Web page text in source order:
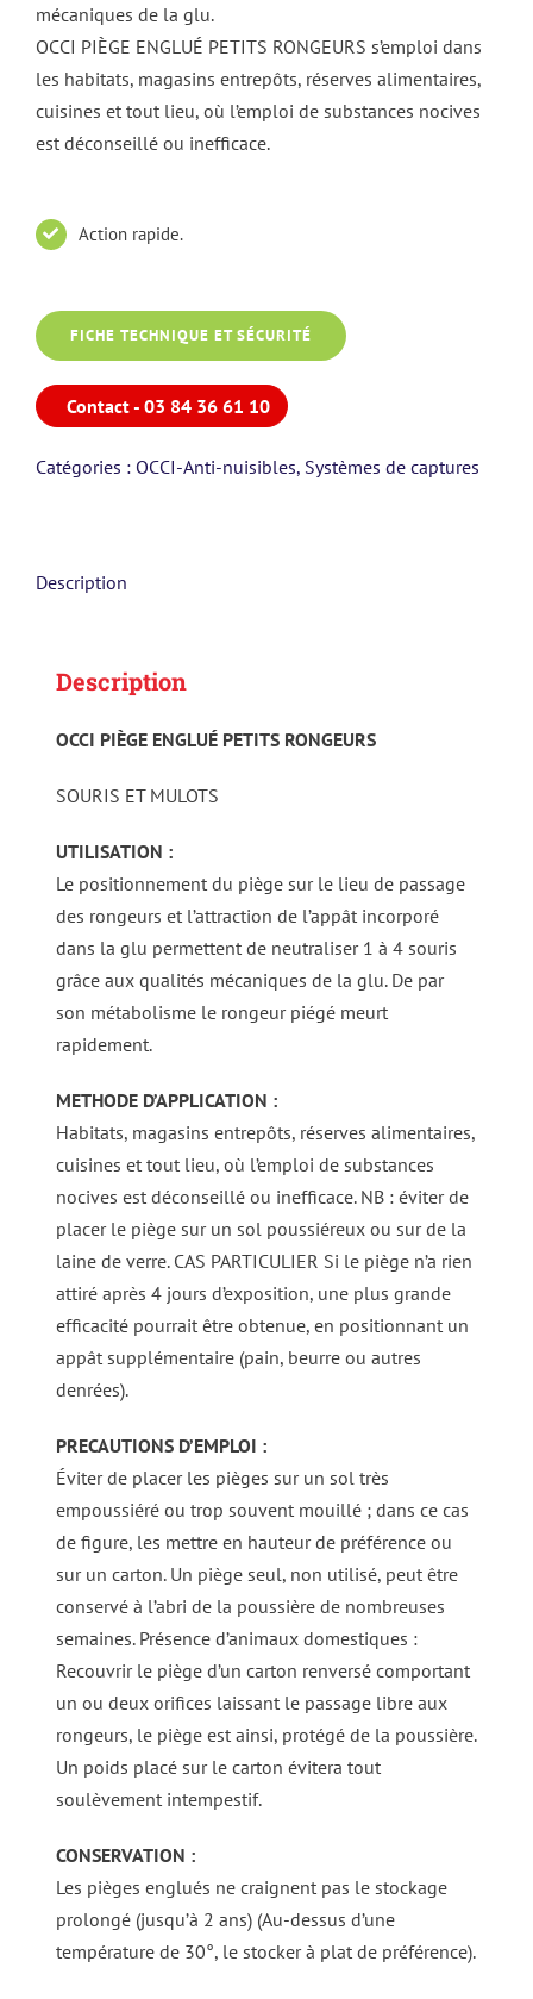
mécaniques de la glu.
OCCI PIÈGE ENGLUÉ PETITS RONGEURS s’emploi dans
les habitats, magasins entrepôts, réserves alimentaires,
cuisines et tout lieu, où l’emploi de substances nocives
est déconseillé ou inefficace.
Action rapide.
FICHE TECHNIQUE ET SÉCURITÉ
Contact - 03 84 36 61 10
Catégories : OCCI-Anti-nuisibles, Systèmes de captures
Description
Description
OCCI PIÈGE ENGLUÉ PETITS RONGEURS
SOURIS ET MULOTS
UTILISATION :
Le positionnement du piège sur le lieu de passage
des rongeurs et l’attraction de l’appât incorporé
dans la glu permettent de neutraliser 1 à 4 souris
grâce aux qualités mécaniques de la glu. De par
son métabolisme le rongeur piégé meurt
rapidement.
METHODE D’APPLICATION :
Habitats, magasins entrepôts, réserves alimentaires,
cuisines et tout lieu, où l’emploi de substances
nocives est déconseillé ou inefficace. NB : éviter de
placer le piège sur un sol poussiéreux ou sur de la
laine de verre. CAS PARTICULIER Si le piège n’a rien
attiré après 4 jours d’exposition, une plus grande
efficacité pourrait être obtenue, en positionnant un
appât supplémentaire (pain, beurre ou autres
denrées).
PRECAUTIONS D’EMPLOI :
Éviter de placer les pièges sur un sol très
empoussiéré ou trop souvent mouillé ; dans ce cas
de figure, les mettre en hauteur de préférence ou
sur un carton. Un piège seul, non utilisé, peut être
conservé à l’abri de la poussière de nombreuses
semaines. Présence d’animaux domestiques :
Recouvrir le piège d’un carton renversé comportant
un ou deux orifices laissant le passage libre aux
rongeurs, le piège est ainsi, protégé de la poussière.
Un poids placé sur le carton évitera tout
soulèvement intempestif.
CONSERVATION :
Les pièges englués ne craignent pas le stockage
prolongé (jusqu’à 2 ans) (Au-dessus d’une
température de 30°, le stocker à plat de préférence).